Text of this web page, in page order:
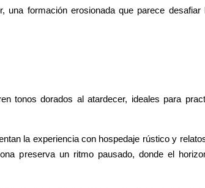
formación erosionada que parece
tonos dorados al atardecer, ideales para
la experiencia con hospedaje rústico y
preserva un ritmo pausado, donde el